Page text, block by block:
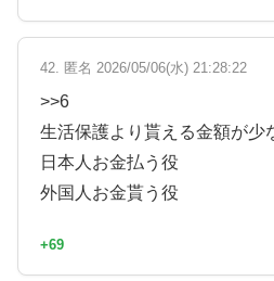
42. 匿名 2026/05/06(水) 21:28:22
>>6
生活保護より貰える金額が少
日本人お金払う役
外国人お金貰う役
+69